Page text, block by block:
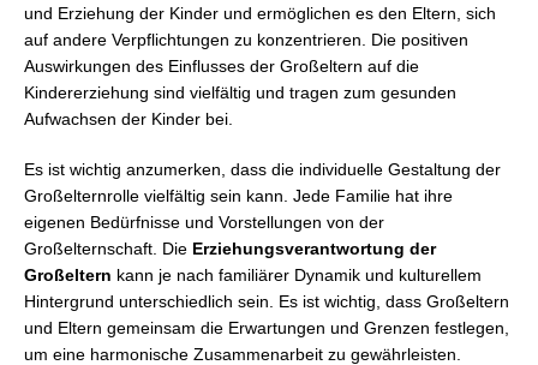
und Erziehung der Kinder und ermöglichen es den Eltern, sich
auf andere Verpflichtungen zu konzentrieren. Die positiven
Auswirkungen des Einflusses der Großeltern auf die
Kindererziehung sind vielfältig und tragen zum gesunden
Aufwachsen der Kinder bei.
Es ist wichtig anzumerken, dass die individuelle Gestaltung der
Großelternrolle vielfältig sein kann. Jede Familie hat ihre
eigenen Bedürfnisse und Vorstellungen von der
Großelternschaft. Die Erziehungsverantwortung der
Großeltern kann je nach familiärer Dynamik und kulturellem
Hintergrund unterschiedlich sein. Es ist wichtig, dass Großeltern
und Eltern gemeinsam die Erwartungen und Grenzen festlegen,
um eine harmonische Zusammenarbeit zu gewährleisten.